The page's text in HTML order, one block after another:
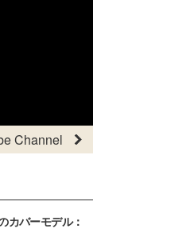
Channel
カバーモデル：